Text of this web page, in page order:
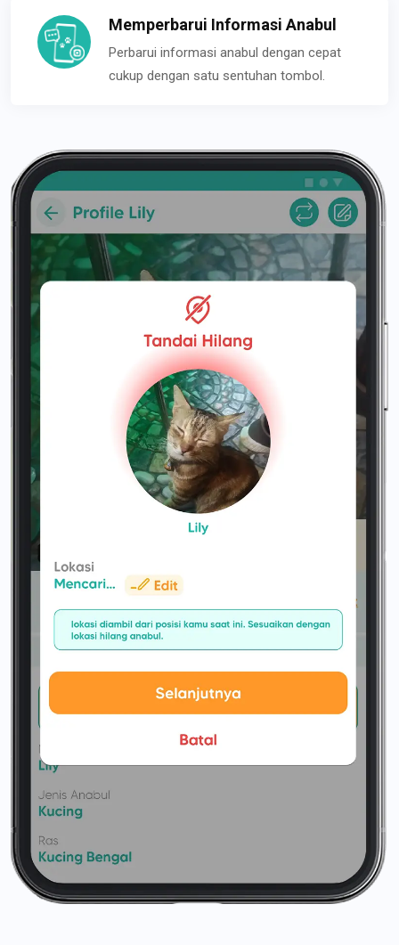
Memperbarui Informasi Anabul
Perbarui informasi anabul dengan cepat
cukup dengan satu sentuhan tombol.